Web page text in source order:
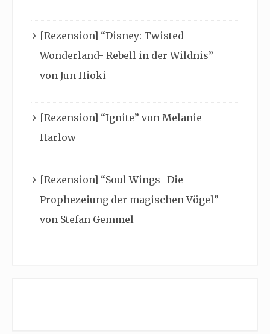
[Rezension] “Disney: Twisted
Wonderland- Rebell in der Wildnis”
von Jun Hioki
[Rezension] “Ignite” von Melanie
Harlow
[Rezension] “Soul Wings- Die
Prophezeiung der magischen Vögel”
von Stefan Gemmel